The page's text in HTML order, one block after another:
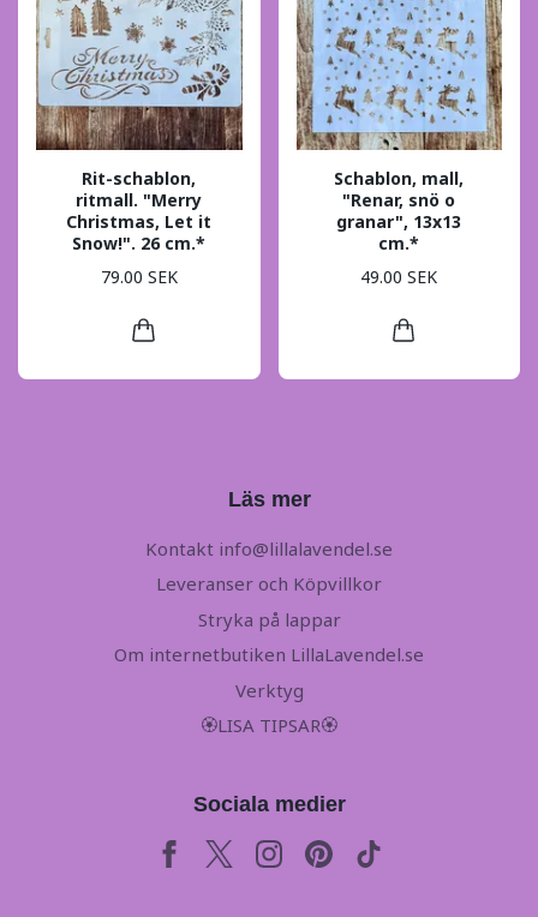
Rit-schablon,
ritmall. "Merry
Christmas, Let it
Snow!". 26 cm.*
79.00 SEK
Schablon, mall,
"Renar, snö o
granar", 13x13
cm.*
49.00 SEK
Läs mer
Kontakt info@lillalavendel.se
Leveranser och Köpvillkor
Stryka på lappar
Om internetbutiken LillaLavendel.se
Verktyg
🏵LISA TIPSAR🏵
Sociala medier